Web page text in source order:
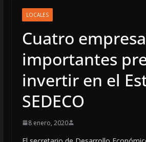
LOCALES
Cuatro
importantes
invertir en el
SEDECO
8 enero, 2020